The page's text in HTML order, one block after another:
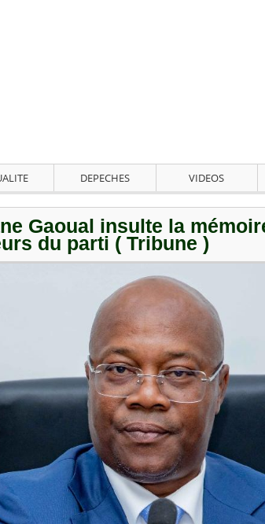
DEPECHES VIDEOS
Gaoual insulte la
du parti ( Tribune )